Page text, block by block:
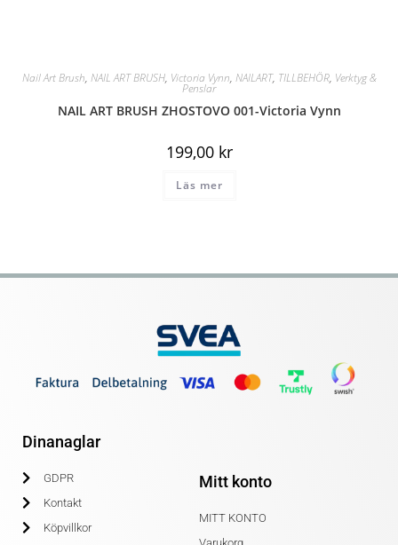
Nail Art Brush, NAIL ART BRUSH, Victoria Vynn, NAILART, TILLBEHÖR, Verktyg &
Penslar
NAIL ART BRUSH ZHOSTOVO 001-Victoria Vynn
199,00 kr
Läs mer
Dinanaglar
GDPR
Kontakt
Köpvillkor
Mitt konto
MITT KONTO